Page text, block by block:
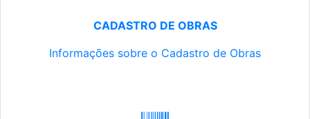
CADASTRO DE OBRAS
Informações sobre o Cadastro de Obras